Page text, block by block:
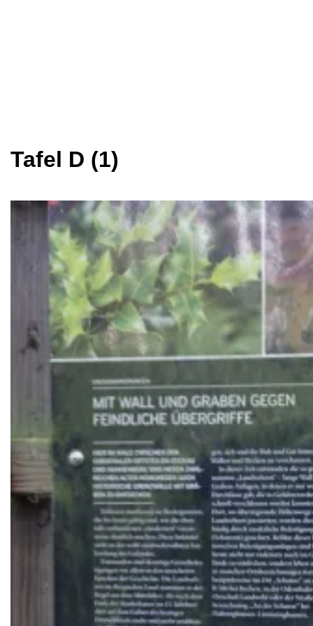
Tafel D (1)